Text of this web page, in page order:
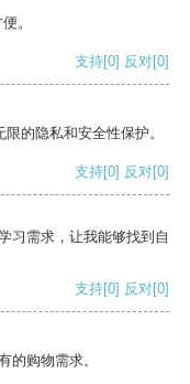
。
支持[0] 反对[0]
的隐私和安全性保护。
支持[0] 反对[0]
习需求，让我能够找到自
支持[0] 反对[0]
的购物需求。